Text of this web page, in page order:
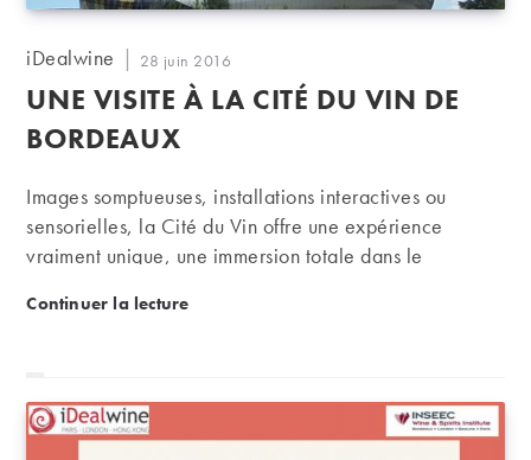
Auteur/autrice
la
publication :
iDealwine
Publication
publiée :
28 juin 2016
UNE VISITE À LA CITÉ DU VIN DE
BORDEAUX
Images somptueuses, installations interactives ou
sensorielles, la Cité du Vin offre une expérience
vraiment unique, une immersion totale dans le
Continuer la lectureUne visite à la Cité du Vin de Bordeaux